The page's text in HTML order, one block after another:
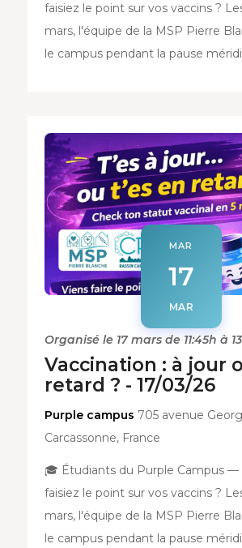
faisiez le point sur vos vaccins ?
mars, l'équipe de la MSP Pierre
le campus pendant la pause
MAR
17
MAR
Organisé le 17 mars de 11:45h à
Vaccination : à jour
retard ? - 17/03/26
Purple campus 705 avenue
Carcassonne, France
🎓 Étudiants du Purple Campus —
faisiez le point sur vos vaccins ?
mars, l'équipe de la MSP Pierre
le campus pendant la pause